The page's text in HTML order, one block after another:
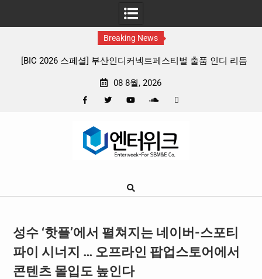
Breaking News
판타지 케이팝 애니메이션 ‘고스트밴드’ 8월 26일(수) 개봉
08 8월, 2026
Google
성수 ‘핫플’에서 펼쳐지는 네이버-스포티
파이 시너지 … 오프라인 팝업스토어에서
콘텐츠 몰입도 높인다